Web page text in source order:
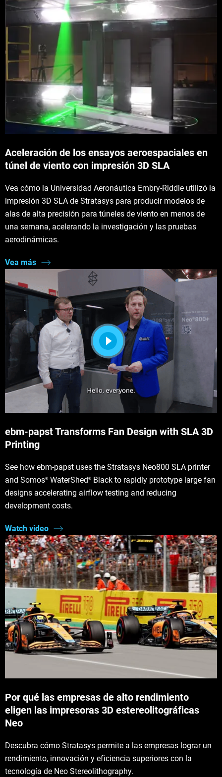
Aceleración de los ensayos aeroespaciales en
túnel de viento con impresión 3D SLA
Vea cómo la Universidad Aeronáutica Embry-Riddle utilizó la
impresión 3D SLA de Stratasys para producir modelos de
alas de alta precisión para túneles de viento en menos de
una semana, acelerando la investigación y las pruebas
aerodinámicas.
Vea más
ebm‑papst Transforms Fan Design with SLA 3D
Printing
See how ebm-papst uses the Stratasys Neo800 SLA printer
and Somos® WaterShed® Black to rapidly prototype large fan
designs accelerating airflow testing and reducing
development costs.
Watch video
Por qué las empresas de alto rendimiento
eligen las impresoras 3D estereolitográficas
Neo
Descubra cómo Stratasys permite a las empresas lograr un
rendimiento, innovación y eficiencia superiores con la
tecnología de Neo Stereolithography.